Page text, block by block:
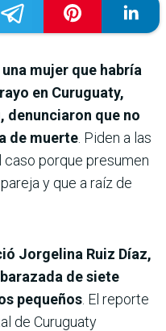
mujer que habría
en Curuguaty,
denunciaron que no
de muerte . Piden a las
porque presumen
y que a raíz de
Jorgelina Ruiz Díaz,
de siete
pequeños . El reporte
de Curuguaty